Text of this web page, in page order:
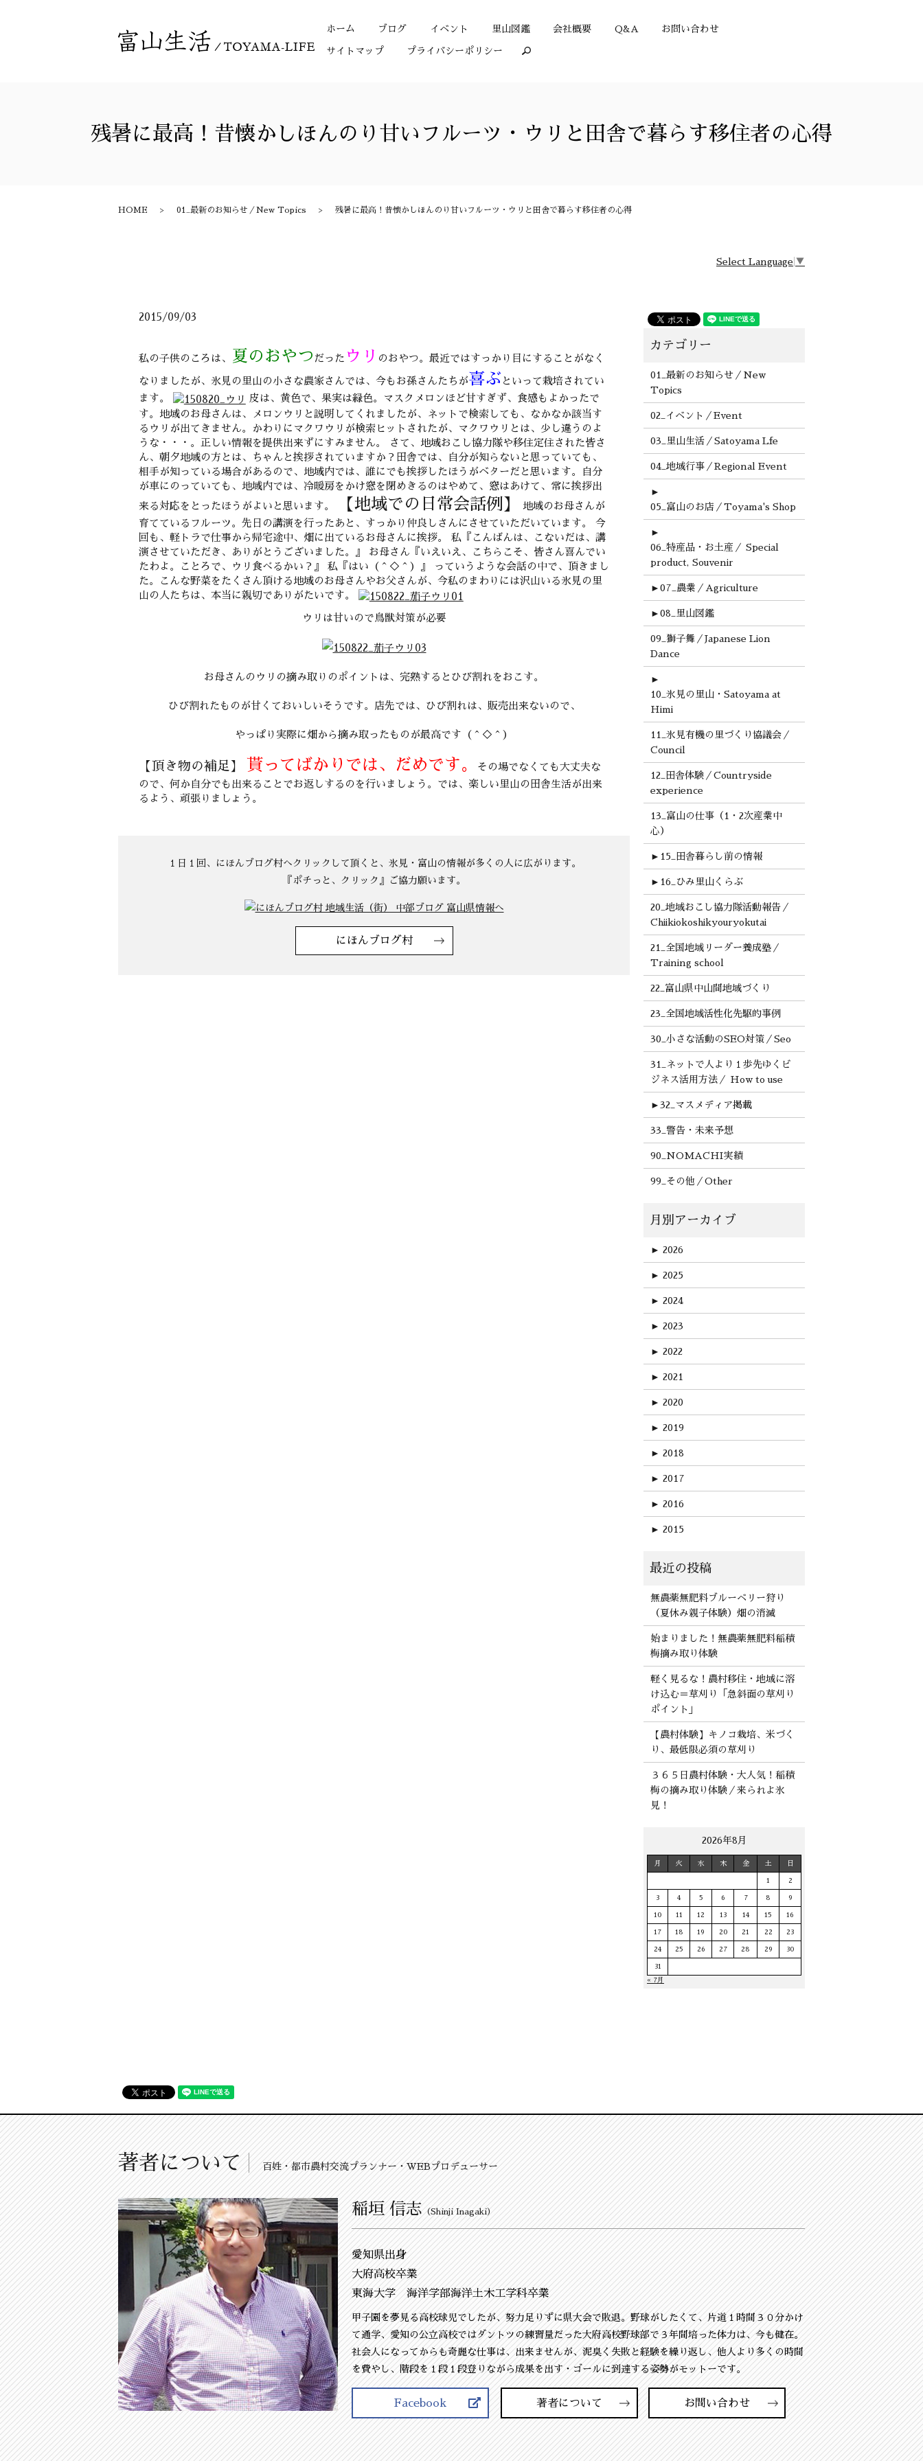
ホーム ブログ イベント 里山図鑑 会社概要 Q&A お問い合わせ
サイトマップ プライバシーポリシー search
残暑に最高！昔懐かしほんのり甘いフルーツ・ウリと田舎で暮らす移住者の心得
HOME 01_最新のお知らせ／New Topics 残暑に最高！昔懐かしほんのり甘いフルーツ・ウリと田舎で暮らす移住者の心得
Select Language ▼
2015/09/03
私の子供のころは、 夏のおやつ だった ウリ のおやつ。最近ではすっかり目にすることがなく
なりましたが、氷見の里山の小さな農家さんでは、今もお孫さんたちが喜ぶ といって栽培されてい
ます。
皮は、黄色で、果実は緑色。マスクメロンほど甘すぎず、食感もよかったで
す。地域のお母さんは、メロンウリと説明してくれましたが、ネットで検索しても、なかなか該当す
るウリが出てきません。かわりにマクワウリが検索ヒットされたが、マクワウリとは、少し違うのよ
うな・・・。正しい情報を提供出来ずにすみません。 さて、地域おこし協力隊や移住定住された皆さ
ん、朝夕地域の方とは、ちゃんと挨拶されていますか？田舎では、自分が知らないと思っていても、
相手が知っている場合があるので、地域内では、誰にでも挨拶したほうがベターだと思います。自分
が車にのっていても、地域内では、冷暖房をかけ窓を閉めきるのはやめて、窓はあけて、常に挨拶出
来る対応をとったほうがよいと思います。
【地域での日常会話例】
地域のお母さんが
育てているフルーツ。先日の講演を行ったあと、すっかり仲良しさんにさせていただいています。 今
回も、軽トラで仕事から帰宅途中、畑に出ているお母さんに挨拶。 私『こんばんは、こないだは、講
演させていただき、ありがとうございました。』 お母さん『いえいえ、こちらこそ、皆さん喜んでい
たわよ。ことろで、ウリ食べるかい？』 私『はい（＾◇＾）』 っていうような会話の中で、頂きまし
た。こんな野菜をたくさん頂ける地域のお母さんやお父さんが、今私のまわりには沢山いる氷見の里
山の人たちは、本当に親切でありがたいです。
ウリは甘いので鳥獣対策が必要
お母さんのウリの摘み取りのポイントは、完熟するとひび割れをおこす。
ひび割れたものが甘くておいしいそうです。店先では、ひび割れは、販売出来ないので、
やっぱり実際に畑から摘み取ったものが最高です（＾◇＾）
【頂き物の補足】 貰ってばかりでは、だめです。
その場でなくても大丈夫な
ので、何か自分でも出来ることでお返しするのを行いましょう。では、楽しい里山の田舎生活が出来
るよう、頑張りましょう。
にほんブログ村
01_最新のお知らせ／New
Topics
02_イベント／Event
03_里山生活／Satoyama Lfe
04_地域行事／Regional Event
►
05_富山のお店／Toyama's Shop
►
06_特産品・お土産／ Special
product, Souvenir
► 07_農業／Agriculture
► 08_里山図鑑
09_獅子舞／Japanese Lion
Dance
►
10_氷見の里山・Satoyama at
Himi
11_氷見有機の里づくり協議会／
Council
12_田舎体験／Countryside
experience
13_富山の仕事（1・2次産業中
心）
► 15_田舎暮らし前の情報
► 16_ひみ里山くらぶ
20_地域おこし協力隊活動報告／
Chiikiokoshikyouryokutai
21_全国地域リーダー養成塾／
Training school
22_富山県中山間地域づくり
23_全国地域活性化先駆的事例
30_小さな活動のSEO対策／Seo
31_ネットで人より１歩先ゆくビ
ジネス活用方法／ How to use
► 32_マスメディア掲載
33_警告・未来予想
90_NOMACHI実績
99_その他／Other
► 2026
► 2025
► 2024
► 2023
► 2022
► 2021
► 2020
► 2019
► 2018
► 2017
► 2016
► 2015
無農薬無肥料ブルーベリー狩り
（夏休み親子体験）畑の消滅
始まりました！無農薬無肥料稲積
梅摘み取り体験
軽く見るな！農村移住・地域に溶
け込む＝草刈り「急斜面の草刈り
ポイント」
【農村体験】キノコ栽培、米づく
り、最低限必須の草刈り
３６５日農村体験・大人気！稲積
梅の摘み取り体験／来られよ氷
見！
2026年8月
月 火 水 木 金 土 日
1 2
3 4 5 6 7 8 9
10 11 12 13 14 15 16
17 18 19 20 21 22 23
24 25 26 27 28 29 30
31
« 7月
著者について 百姓・都市農村交流プランナー・WEBプロデューサー
稲垣 信志（Shinji Inagaki）
愛知県出身
大府高校卒業
東海大学 海洋学部海洋土木工学科卒業
甲子園を夢見る高校球児でしたが、努力足りずに県大会で敗退。野球がしたくて、片道１時間３０分かけ
て通学、愛知の公立高校ではダントツの練習量だった大府高校野球部で３年間培った体力は、今も健在。
社会人になってからも奇麗な仕事は、出来ませんが、泥臭く失敗と経験を繰り返し、他人より多くの時間
を費やし、階段を１段１段登りながら成果を出す・ゴールに到達する姿勢がモットーです。
Facebook 著者について お問い合わせ